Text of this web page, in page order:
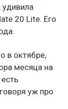
удивила
20 Lite. Его
в октябре,
месяца на
уж про